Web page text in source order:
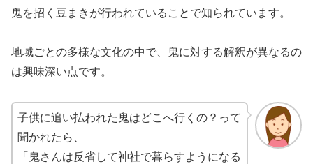
鬼を招く豆まきが行われていることで知られています。
地域ごとの多様な文化の中で、鬼に対する解釈が異なるの
は興味深い点です。
子供に追い払われた鬼はどこへ行くの？って
聞かれたら、
「鬼さんは反省して神社で暮らすようになる